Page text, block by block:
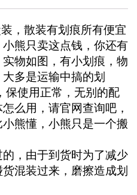
，散装有划痕所有便宜
熊只卖这点钱，你还有
物如图，有小划痕，物
多是运输中搞的划
保使用正常，无别的配
么用，请官网查询吧，
熊懂，小熊只是一个搬
，由于到货时为了减少
混装过来，磨擦造成划